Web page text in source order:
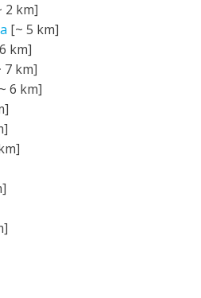
2 km]
[~5 km]
6 km]
7 km]
6 km]
]
]
]
]
]